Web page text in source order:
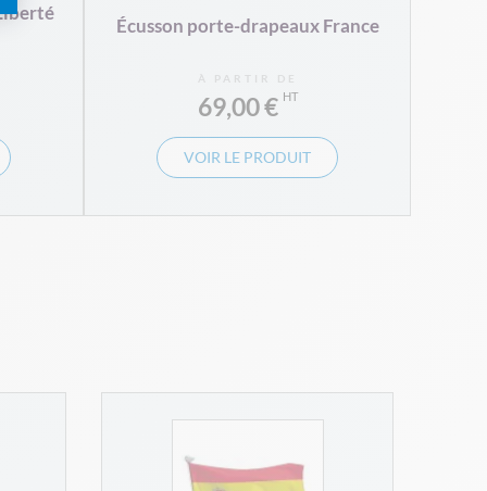
Écusson porte-drapeaux France
À PARTIR DE
69,00 €
VOIR LE PRODUIT